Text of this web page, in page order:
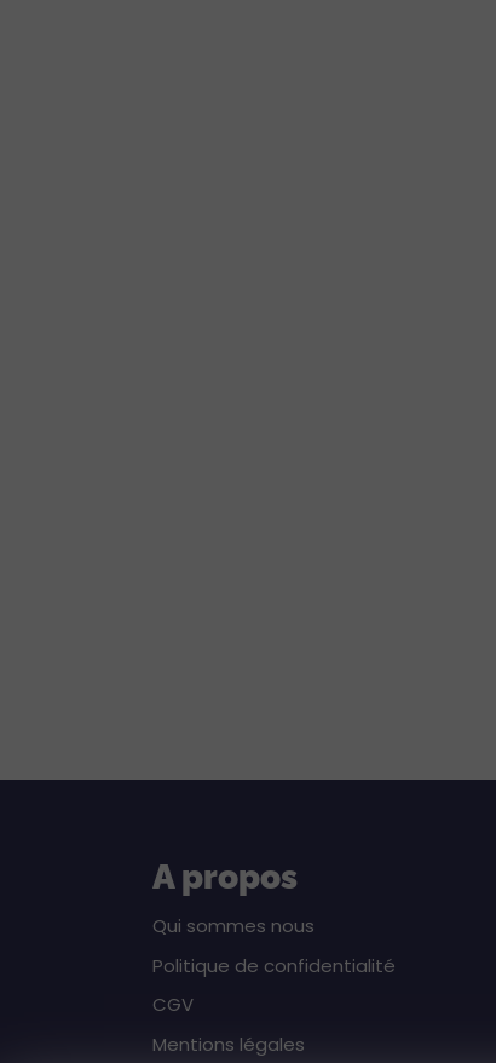
A propos
Qui sommes nous
Politique de confidentialité
CGV
Mentions légales